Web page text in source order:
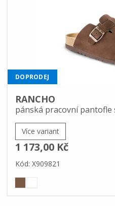
DOPRODEJ
RANCHO
pánská pracovní
Více variant
1 173,00 Kč
Kód: X909821